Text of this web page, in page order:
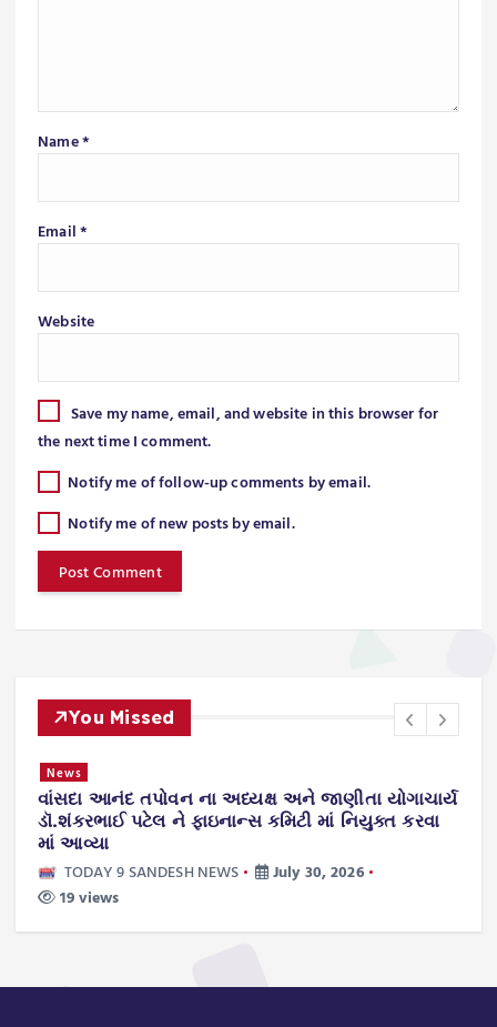
Name*
Email*
Website
Save my name, email, and website in this browser for
the next time I comment.
Notify me of follow-up comments by email.
Notify me of new posts by email.
You Missed
News
વાંસદા આનંદ તપોવન ના અધ્યક્ષ અને જાણીતા યોગાચાર્ય
ડૉ.શંકરભાઈ પટેલ ને ફાઇનાન્સ કમિટી માં નિયુક્ત કરવા
માં આવ્યા
TODAY 9 SANDESH NEWS
July 30, 2026
19 views